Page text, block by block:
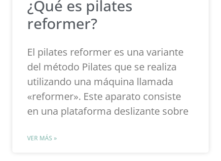
¿Qué es pilates
reformer?
El pilates reformer es una variante
del método Pilates que se realiza
utilizando una máquina llamada
«reformer». Este aparato consiste
en una plataforma deslizante sobre
VER MÁS »